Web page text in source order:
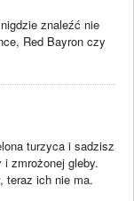
znaleźć nie
Red Bayron czy
turzyca i sadzisz
zmrożonej gleby.
teraz ich nie ma.